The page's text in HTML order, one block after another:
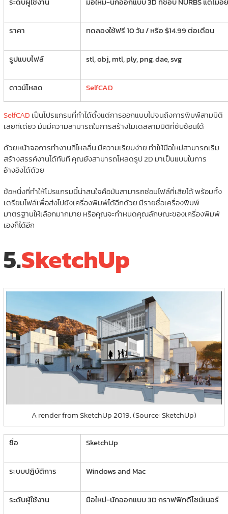
ราคา ทดลองใช้ฟรี 10 วัน / หรือ $14.99 ต่อเดือน
รูปแบบไฟล์ stl, obj, mtl, ply, png, dae, svg
ดาวน์โหลด SelfCAD
SelfCAD เป็นโปรแกรมที่ทำได้ตั้งแต่การออกแบบไปจนถึงการพิมพ์สามมิติ
เลยทีเดียว มันมีความสามารถในการสร้างโมเดลสามมิติที่ซับซ้อนได้
ด้วยหน้าจอการทำงานที่ไหลลื่น มีความเรียบง่าย ทำให้มือใหม่สามารถเริ่ม
สร้างสรรค์งานได้ทันที คุณยังสามารถโหลดรูป 2D มาเป็นแบบในการ
อ้างอิงได้ด้วย
ข้อหนึ่งที่ทำให้โปรแกรมนี้น่าสนใจคือมันสามารถซ่อมไฟล์ที่เสียได้ พร้อมทั้ง
เตรียมไฟล์เพื่อส่งไปยังเครื่องพิมพ์ได้อีกด้วย มีรายชื่อเครื่องพิมพ์
มาตรฐานให้เลือกมากมาย หรือคุณจะกำหนดคุณลักษณะของเครื่องพิมพ์
เองก็ได้อีก
5.SketchUp
A render from SketchUp 2019. (Source: SketchUp)
ชื่อ SketchUp
ระบบปฏิบัติการ Windows and Mac
ระดับผู้ใช้งาน มือใหม่-นักออกแบบ 3D กราฟฟิกดีไซน์เนอร์